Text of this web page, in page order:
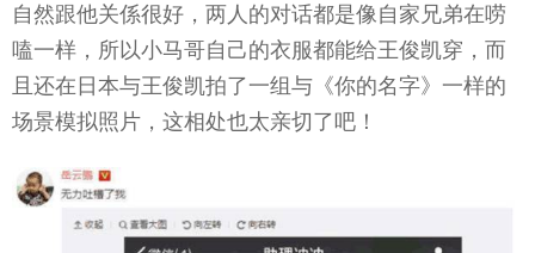
自然跟他关係很好，两人的对话都是像自家兄弟在唠
嗑一样，所以小马哥自己的衣服都能给王俊凯穿，而
且还在日本与王俊凯拍了一组与《你的名字》一样的
场景模拟照片，这相处也太亲切了吧！